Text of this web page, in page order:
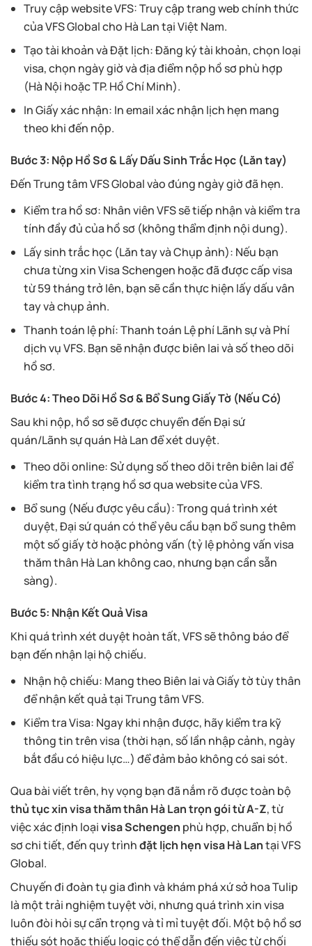
Truy cập website VFS: Truy cập trang web chính thức
của VFS Global cho Hà Lan tại Việt Nam.
Tạo tài khoản và Đặt lịch: Đăng ký tài khoản, chọn loại
visa, chọn ngày giờ và địa điểm nộp hồ sơ phù hợp
(Hà Nội hoặc TP. Hồ Chí Minh).
In Giấy xác nhận: In email xác nhận lịch hẹn mang
theo khi đến nộp.
Bước 3: Nộp Hồ Sơ & Lấy Dấu Sinh Trắc Học (Lăn tay)
Đến Trung tâm VFS Global vào đúng ngày giờ đã hẹn.
Kiểm tra hồ sơ: Nhân viên VFS sẽ tiếp nhận và kiểm tra
tính đầy đủ của hồ sơ (không thẩm định nội dung).
Lấy sinh trắc học (Lăn tay và Chụp ảnh): Nếu bạn
chưa từng xin Visa Schengen hoặc đã được cấp visa
từ 59 tháng trở lên, bạn sẽ cần thực hiện lấy dấu vân
tay và chụp ảnh.
Thanh toán lệ phí: Thanh toán Lệ phí Lãnh sự và Phí
dịch vụ VFS. Bạn sẽ nhận được biên lai và số theo dõi
hồ sơ.
Bước 4: Theo Dõi Hồ Sơ & Bổ Sung Giấy Tờ (Nếu Có)
Sau khi nộp, hồ sơ sẽ được chuyển đến Đại sứ
quán/Lãnh sự quán Hà Lan để xét duyệt.
Theo dõi online: Sử dụng số theo dõi trên biên lai để
kiểm tra tình trạng hồ sơ qua website của VFS.
Bổ sung (Nếu được yêu cầu): Trong quá trình xét
duyệt, Đại sứ quán có thể yêu cầu bạn bổ sung thêm
một số giấy tờ hoặc phỏng vấn (tỷ lệ phỏng vấn visa
thăm thân Hà Lan không cao, nhưng bạn cần sẵn
sàng).
Bước 5: Nhận Kết Quả Visa
Khi quá trình xét duyệt hoàn tất, VFS sẽ thông báo để
bạn đến nhận lại hộ chiếu.
Nhận hộ chiếu: Mang theo Biên lai và Giấy tờ tùy thân
để nhận kết quả tại Trung tâm VFS.
Kiểm tra Visa: Ngay khi nhận được, hãy kiểm tra kỹ
thông tin trên visa (thời hạn, số lần nhập cảnh, ngày
bắt đầu có hiệu lực…) để đảm bảo không có sai sót.
Qua bài viết trên, hy vọng bạn đã nắm rõ được toàn bộ
thủ tục xin visa thăm thân Hà Lan trọn gói từ A-Z, từ
việc xác định loạivisa Schengen phù hợp, chuẩn bị hồ
sơ chi tiết, đến quy trìnhđặt lịch hẹn visa Hà Lantại VFS
Global.
Chuyến đi đoàn tụ gia đình và khám phá xứ sở hoa Tulip
là một trải nghiệm tuyệt vời, nhưng quá trình xin visa
luôn đòi hỏi sự cẩn trọng và tỉ mỉ tuyệt đối. Một bộ hồ sơ
thiếu sót hoặc thiếu logic có thể dẫn đến việc từ chối